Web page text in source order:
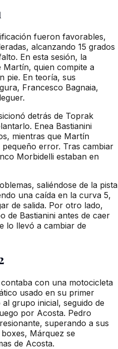
fueron favorables,
alcanzando 15 grados
En esta sesión, la
quien compite a
pie. En teoría, sus
Francesco Bagnaia,
detrás de Toprak
Enea Bastianini
mientras que Martín
error. Tras cambiar
Morbidelli estaban en
saliéndose de la pista
una caída en la curva 5,
de salida. Por otro lado,
de Bastianini antes de caer
lo llevó a cambiar de
con una motocicleta
usado en su primer
grupo inicial, seguido de
por Acosta. Pedro
superando a sus
Márquez se
de Acosta.